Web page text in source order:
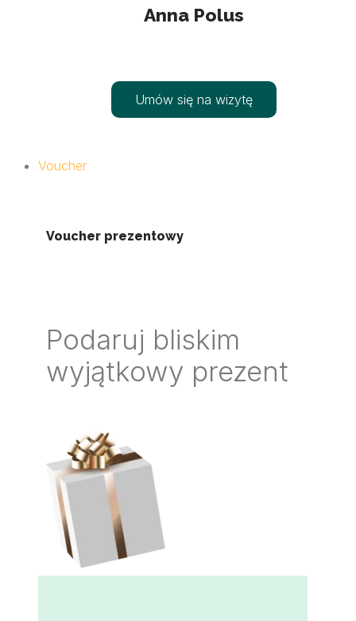
Anna Polus
Umów się na wizytę
Voucher
Voucher prezentowy
Podaruj bliskim
wyjątkowy prezent